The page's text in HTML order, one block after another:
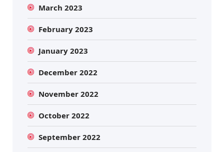
March 2023
February 2023
January 2023
December 2022
November 2022
October 2022
September 2022